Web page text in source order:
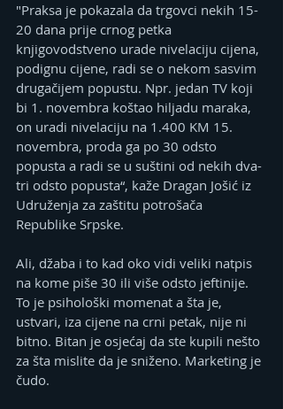
"Praksa je pokazala da trgovci nekih 15-
20 dana prije crnog petka
knjigovodstveno urade nivelaciju cijena,
podignu cijene, radi se o nekom sasvim
drugačijem popustu. Npr. jedan TV koji
bi 1. novembra koštao hiljadu maraka,
on uradi nivelaciju na 1.400 KM 15.
novembra, proda ga po 30 odsto
popusta a radi se u suštini od nekih dva-
tri odsto popusta“, kaže Dragan Jošić iz
Udruženja za zaštitu potrošača
Republike Srpske.
Ali, džaba i to kad oko vidi veliki natpis
na kome piše 30 ili više odsto jeftinije.
To je psihološki momenat a šta je,
ustvari, iza cijene na crni petak, nije ni
bitno. Bitan je osjećaj da ste kupili nešto
za šta mislite da je sniženo. Marketing je
čudo.